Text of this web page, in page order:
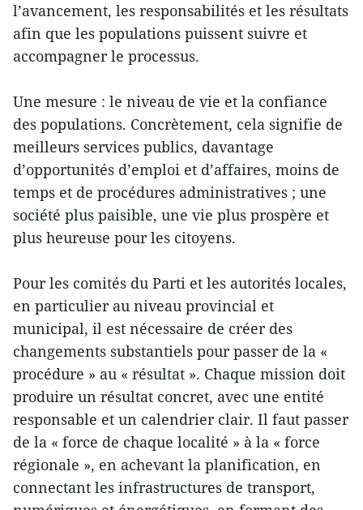
l’avancement, les responsabilités et les résultats
afin que les populations puissent suivre et
accompagner le processus.
Une mesure : le niveau de vie et la confiance
des populations. Concrètement, cela signifie de
meilleurs services publics, davantage
d’opportunités d’emploi et d’affaires, moins de
temps et de procédures administratives ; une
société plus paisible, une vie plus prospère et
plus heureuse pour les citoyens.
Pour les comités du Parti et les autorités locales,
en particulier au niveau provincial et
municipal, il est nécessaire de créer des
changements substantiels pour passer de la «
procédure » au « résultat ». Chaque mission doit
produire un résultat concret, avec une entité
responsable et un calendrier clair. Il faut passer
de la « force de chaque localité » à la « force
régionale », en achevant la planification, en
connectant les infrastructures de transport,